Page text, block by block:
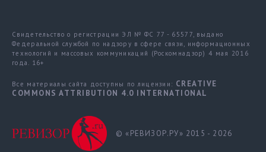
Свидетельство о регистрации ЭЛ № ФС 77 - 65577, выдано
Федеральной службой по надзору в сфере связи, информационных
технологий и массовых коммуникаций (Роскомнадзор) 4 мая 2016
года. 16+
Все материалы сайта доступны по лицензии: CREATIVE
COMMONS ATTRIBUTION 4.0 INTERNATIONAL
© «РЕВИЗОР.РУ» 2015 - 2026